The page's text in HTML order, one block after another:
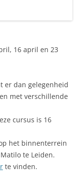
16 april en 23
er dan gelegenheid
met verschillende
cursus is 16
het binnenterrein
te Leiden.
te vinden.